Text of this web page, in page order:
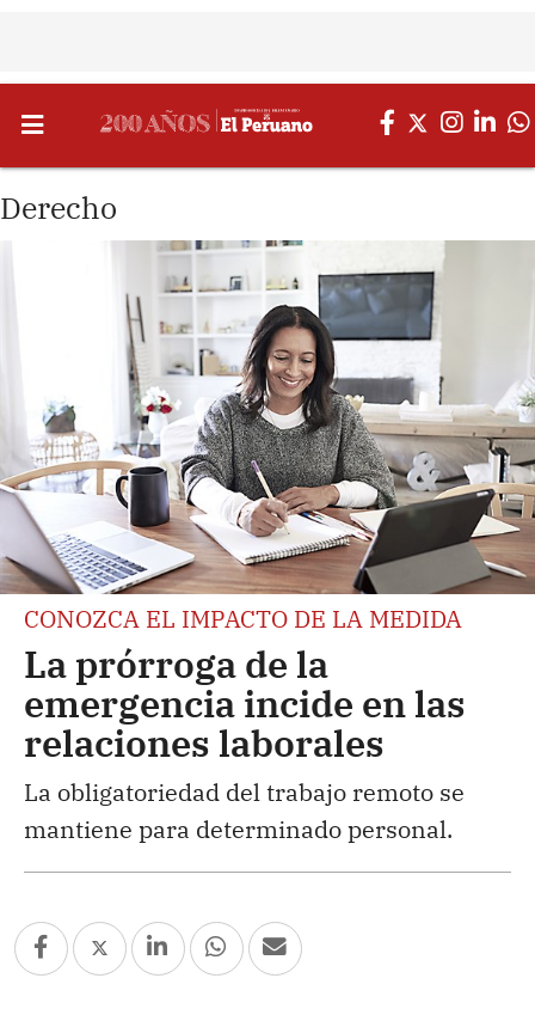
Derecho
CONOZCA EL IMPACTO DE LA MEDIDA
La prórroga de la
emergencia incide en las
relaciones laborales
La obligatoriedad del trabajo remoto se
mantiene para determinado personal.